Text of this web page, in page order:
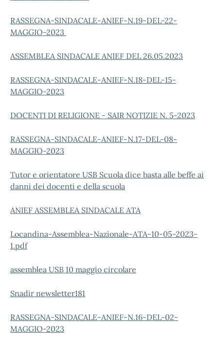
RASSEGNA-SINDACALE-ANIEF-N.19-DEL-22-
MAGGIO-2023
ASSEMBLEA SINDACALE ANIEF DEL 26.05.2023
RASSEGNA-SINDACALE-ANIEF-N.18-DEL-15-
MAGGIO-2023
DOCENTI DI RELIGIONE - SAIR NOTIZIE N. 5-2023
RASSEGNA-SINDACALE-ANIEF-N.17-DEL-08-
MAGGIO-2023
Tutor e orientatore USB Scuola dice basta alle beffe ai
danni dei docenti e della scuola
ANIEF ASSEMBLEA SINDACALE ATA
Locandina-Assemblea-Nazionale-ATA-10-05-2023-
1.pdf
assemblea USB 10 maggio circolare
Snadir newsletter181
RASSEGNA-SINDACALE-ANIEF-N.16-DEL-02-
MAGGIO-2023